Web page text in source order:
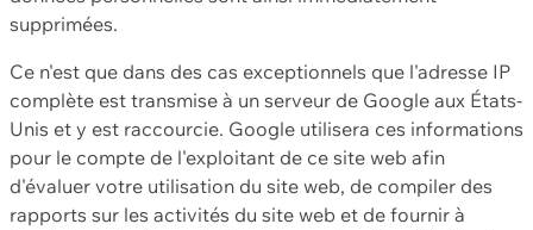
supprimées.
Ce n'est que dans des cas exceptionnels que l'adresse IP
complète est transmise à un serveur de Google aux États-
Unis et y est raccourcie. Google utilisera ces informations
pour le compte de l'exploitant de ce site web afin
d'évaluer votre utilisation du site web, de compiler des
rapports sur les activités du site web et de fournir à